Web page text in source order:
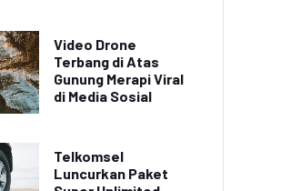
Video Drone
Terbang di Atas
Gunung Merapi Viral
di Media Sosial
Telkomsel
Luncurkan Paket